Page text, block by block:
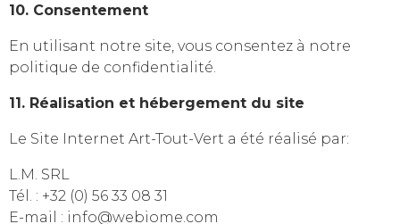
10. Consentement
En utilisant notre site, vous consentez à notre
politique de confidentialité.
11. Réalisation et hébergement du site
Le Site Internet Art-Tout-Vert a été réalisé par:
L.M. SRL
Tél. : +32 (0) 56 33 08 31
E-mail : info@webiome.com